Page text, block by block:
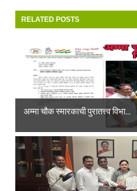
RELATED POSTS
अम्मा चौक स्मारकाची पुरातत्त्व विभा...